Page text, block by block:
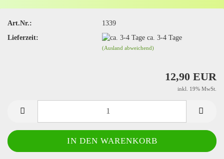
Art.Nr.:
1339
Lieferzeit:
ca. 3-4 Tage
(Ausland abweichend)
12,90 EUR
inkl. 19% MwSt.